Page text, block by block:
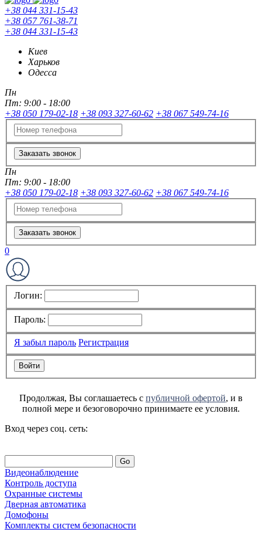
+38 044 331-15-43
+38 057 761-38-71
+38 044 331-15-43
Киев
Харьков
Одесса
Пн
Пт: 9:00 - 18:00
+38 050 179-02-18 +38 093 327-60-62 +38 067 549-74-16
Заказать звонок
Пн
Пт: 9:00 - 18:00
+38 050 179-02-18 +38 093 327-60-62 +38 067 549-74-16
Заказать звонок
0
Логин:
Пароль:
Я забыл пароль Регистрация
Продолжая, Вы соглашаетесь с публичной офертой, и в
полной мере и безоговорочно принимаете ее условия.
Вход через соц. сеть:
Go
Видеонаблюдение
Контроль доступа
Охранные системы
Дверная автоматика
Домофоны
Комплекты систем безопасности